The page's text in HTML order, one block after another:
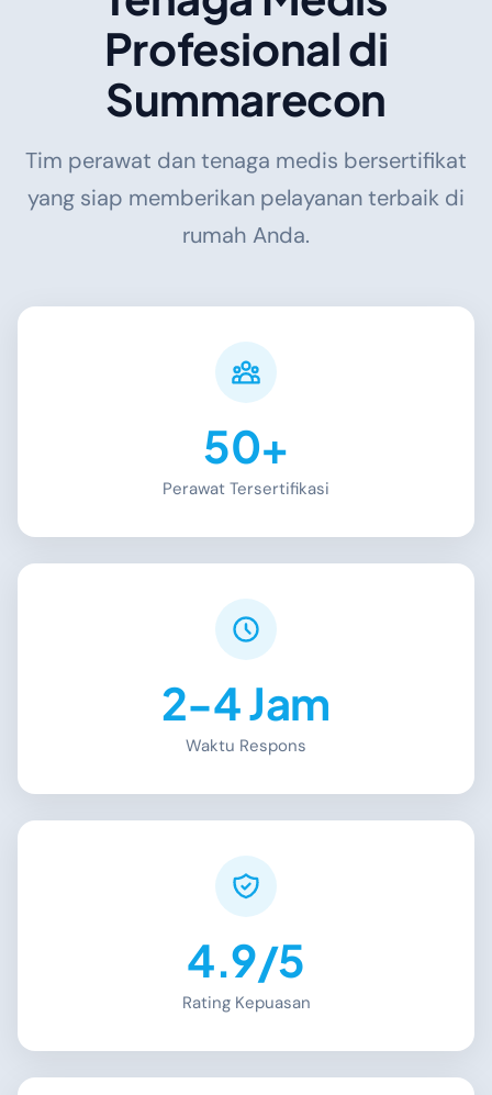
Profesional di
Summarecon
Tim perawat dan tenaga medis bersertifikat
yang siap memberikan pelayanan terbaik di
rumah Anda.
50+
Perawat Tersertifikasi
2-4 Jam
Waktu Respons
4.9/5
Rating Kepuasan